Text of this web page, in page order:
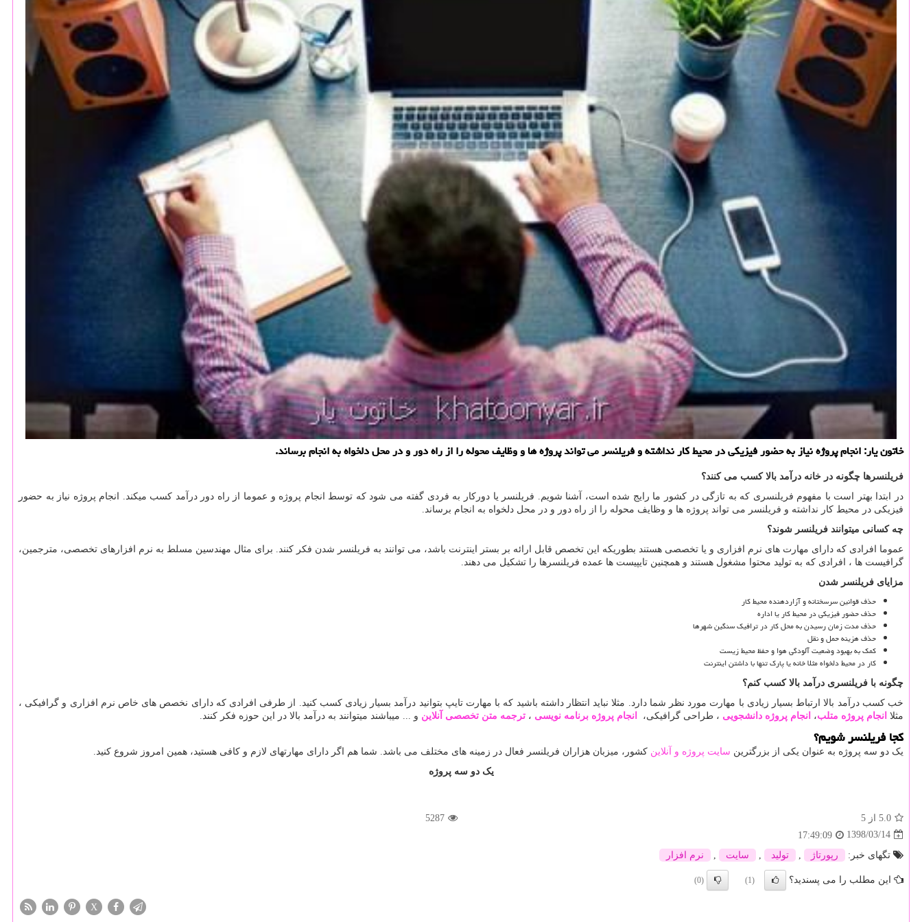
خاتون یار: انجام پروژه نیاز به حضور فیزیكی در محیط كار نداشته و فریلنسر می تواند پروژه ها و وظایف محوله را از راه دور و در محل دلخواه به انجام برساند.
فریلنسرها چگونه در خانه درآمد بالا کسب می کنند؟
در ابتدا بهتر است با مفهوم فریلنسری که به تازگی در کشور ما رایج شده است، آشنا شویم. فریلنسر یا دورکار به فردی گفته می شود که توسط انجام پروژه و عموما از راه دور درآمد کسب میکند. انجام پروژه نیاز به حضور
فیزیکی در محیط کار نداشته و فریلنسر می تواند پروژه ها و وظایف محوله را از راه دور و در محل دلخواه به انجام برساند
چه کسانی میتوانند فریلنسر شوند؟
عموما افرادی که دارای مهارت های نرم افزاری و یا تخصصی هستند بطوریکه این تخصص قابل ارائه بر بستر اینترنت باشد، می توانند به فریلنسر شدن فکر کنند. برای مثال مهندسین مسلط به نرم افزارهای تخصصی، مترجمین،
گرافیست ها ، افرادی که به تولید محتوا مشغول هستند و همچنین تایپیست ها عمده فریلنسرها را تشکیل می دهند.
مزایای فریلنسر شدن
حذف قوانین سرسختانه و آزاردهنده محیط کار
حذف حضور فیزیکی در محیط کار یا اداره
حذف مدت زمان رسیدن به محل کار در ترافیک سنگین شهرها
حذف هزینه حمل و نقل
کمک به بهبود وضعیت آلودگی هوا و حفظ محیط زیست
کار در محیط دلخواه مثلا خانه یا پارک تنها با داشتن اینترنت
چگونه با فریلنسری درآمد بالا کسب کنم؟
خب کسب درآمد بالا ارتباط بسیار زیادی با مهارت مورد نظر شما دارد. مثلا نباید انتظار داشته باشید که با مهارت تایپ بتوانید درآمد بسیار زیادی کسب کنید. از طرفی افرادی که دارای نخصص های خاص نرم افزاری و گرافیکی ،
مثلا انجام پروژه متلب، انجام پروژه دانشجویی ، طراحی گرافیکی، انجام پروژه برنامه نویسی ، ترجمه متن تخصصی آنلاین و ... میباشند میتوانند به درآمد بالا در این حوزه فکر کنند
کجا فریلنسر شویم؟
یک دو سه پروژه به عنوان یکی از بزرگترین سایت پروژه و آنلاین کشور، میزبان هزاران فریلنسر فعال در زمینه های مختلف می باشد. شما هم اگر دارای مهارتهای لازم و کافی هستید، همین امروز شروع کنید.
یک دو سه پروژه
5.0 از 5
5287
1398/03/14
17:49:09
تگهای خبر:
رپورتاژ تولید سایت نرم افزار
این مطلب را می پسندید؟ (1)
(0)
X